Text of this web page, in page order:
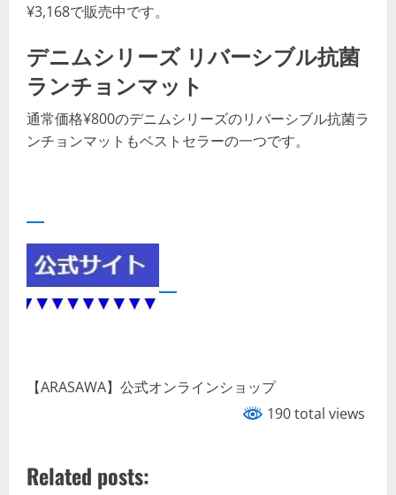
¥3,168で販売中です。
デニムシリーズ リバーシブル抗菌
ランチョンマット
通常価格¥800のデニムシリーズのリバーシブル抗菌ラ
ンチョンマットもベストセラーの一つです。
【ARASAWA】公式オンラインショップ
190 total views
Related posts: